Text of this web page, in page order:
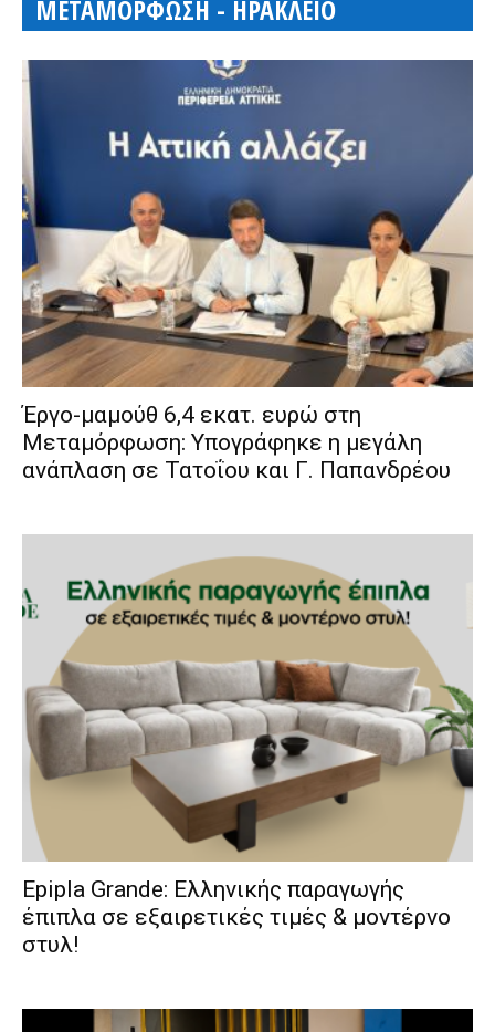
ΜΕΤΑΜΟΡΦΩΣΗ - ΗΡΑΚΛΕΙΟ
Έργο-μαμούθ 6,4 εκατ. ευρώ στη
Μεταμόρφωση: Υπογράφηκε η μεγάλη
ανάπλαση σε Τατοΐου και Γ. Παπανδρέου
Epipla Grande: Ελληνικής παραγωγής
έπιπλα σε εξαιρετικές τιμές & μοντέρνο
στυλ!